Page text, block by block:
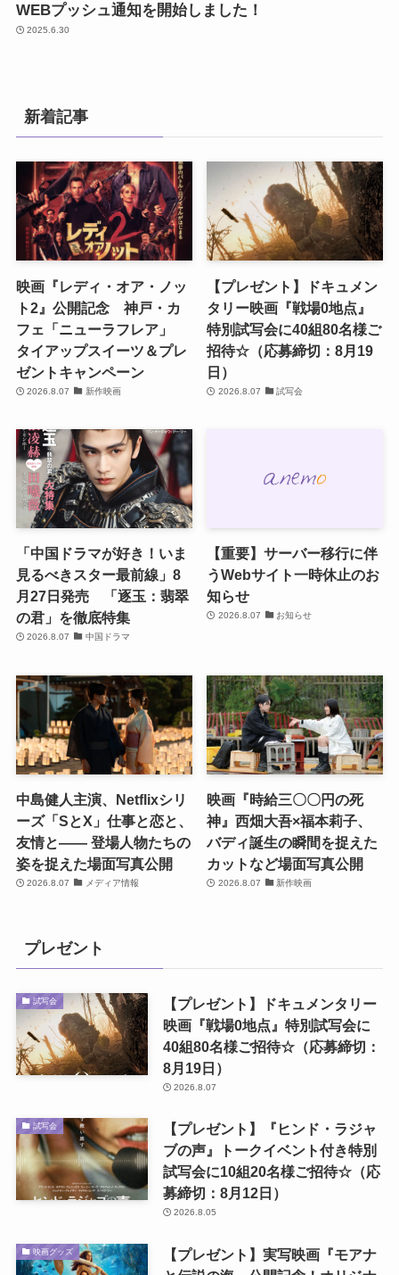
WEBプッシュ通知を開始しました！
2025.6.30
新着記事
映画『レディ・オア・ノッ
ト2』公開記念 神戸・カ
フェ「ニューラフレア」
タイアップスイーツ＆プレ
ゼントキャンペーン
2026.8.07 新作映画
【プレゼント】ドキュメン
タリー映画『戦場0地点』
特別試写会に40組80名様ご
招待☆（応募締切：8月19
日）
2026.8.07 試写会
「中国ドラマが好き！いま
見るべきスター最前線」8
月27日発売 「逐玉：翡翠
の君」を徹底特集
2026.8.07 中国ドラマ
【重要】サーバー移行に伴
うWebサイト一時休止のお
知らせ
2026.8.07 お知らせ
中島健人主演、Netflixシリ
ーズ「SとX」仕事と恋と、
友情と―― 登場人物たちの
姿を捉えた場面写真公開
2026.8.07 メディア情報
映画『時給三〇〇円の死
神』西畑大吾×福本莉子、
バディ誕生の瞬間を捉えた
カットなど場面写真公開
2026.8.07 新作映画
プレゼント
試写会
【プレゼント】ドキュメンタリー
映画『戦場0地点』特別試写会に
40組80名様ご招待☆（応募締切：
8月19日）
2026.8.07
試写会
【プレゼント】『ヒンド・ラジャ
ブの声』トークイベント付き特別
試写会に10組20名様ご招待☆（応
募締切：8月12日）
2026.8.05
映画グッズ
【プレゼント】実写映画『モアナ